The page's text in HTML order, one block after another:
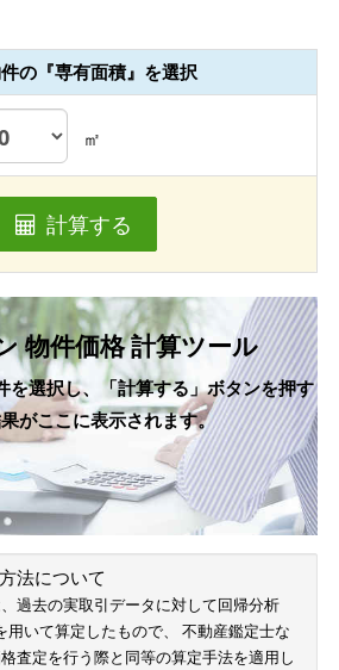
の『専有面積』を選択
㎡
計算する
物件価格 計算ツール
を選択し、「計算する」ボタンを押す
がここに表示されます。
法について
過去の実取引データに対して回帰分析
用いて算定したもので、 不動産鑑定士な
査定を行う際と同等の算定手法を適用し